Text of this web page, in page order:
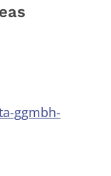
ggmbh-